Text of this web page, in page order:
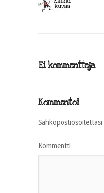
Ei kommentteja
Kommentoi
Sähköpostiosoitettasi
Kommentti